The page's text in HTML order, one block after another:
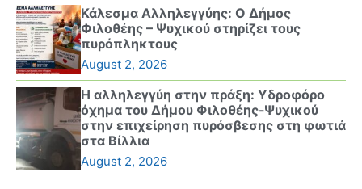
Κάλεσμα Αλληλεγγύης: Ο Δήμος
Φιλοθέης – Ψυχικού στηρίζει τους
πυρόπληκτους
August 2, 2026
Η αλληλεγγύη στην πράξη: Υδροφόρο
όχημα του Δήμου Φιλοθέης-Ψυχικού
στην επιχείρηση πυρόσβεσης στη φωτιά
στα Βίλλια
August 2, 2026